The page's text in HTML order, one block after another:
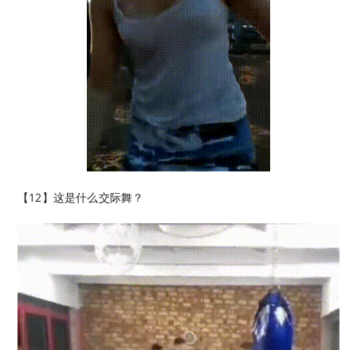
【12】这是什么交际舞？